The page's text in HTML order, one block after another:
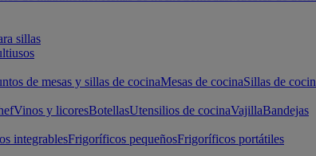
sillas
de mesas y sillas de cocinaMesas de cocinaSillas de
Vinos y licoresBotellasUtensilios de cocinaVajillaBandejas
integrablesFrigoríficos pequeñosFrigoríficos portátiles